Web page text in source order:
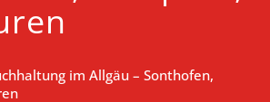
im Allgäu – Sonthofen,